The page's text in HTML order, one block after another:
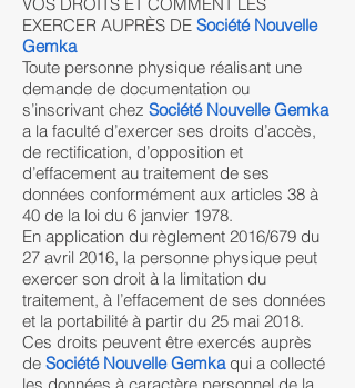
EXERCER AUPRÈS DE Société Nouvelle
Gemka
Toute personne physique réalisant une
demande de documentation ou
s’inscrivant chez Société Nouvelle Gemka
a la faculté d’exercer ses droits d’accès,
de rectification, d’opposition et
d’effacement au traitement de ses
données conformément aux articles 38 à
40 de la loi du 6 janvier 1978.
En application du règlement 2016/679 du
27 avril 2016, la personne physique peut
exercer son droit à la limitation du
traitement, à l’effacement de ses données
et la portabilité à partir du 25 mai 2018.
Ces droits peuvent être exercés auprès
de Société Nouvelle Gemkaqui a collecté